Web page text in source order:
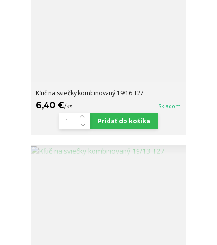
Kľuč na sviečky kombinovaný 19/16 T27
6,40 €/ks Skladom
Pridať do košíka